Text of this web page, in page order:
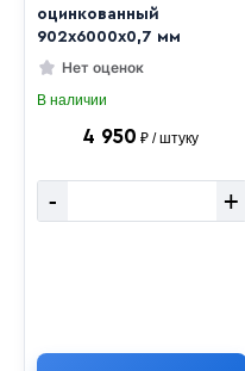
В наличии
оцинкованный
902х6000х0,7 мм
Нет оценок
4 950 ₽ / штуку
- +